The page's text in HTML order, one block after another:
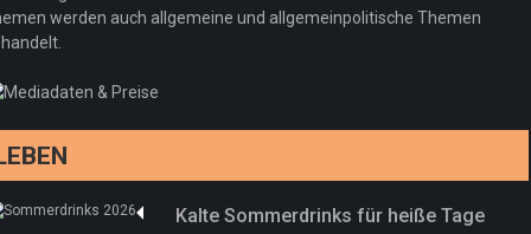
Regeln gelten 14. Juni
drei neue Specials zur Fußball-WM
werden auch allgemeine und allgemeinpolitische Themen
Kalte Sommerdrinks für heiße Tage